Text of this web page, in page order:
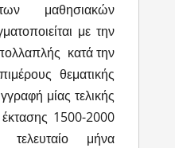
μαθησιακών
με την
κατά την
θεματικής
μίας τελικής
έκτασης 1500-2000
μήνα